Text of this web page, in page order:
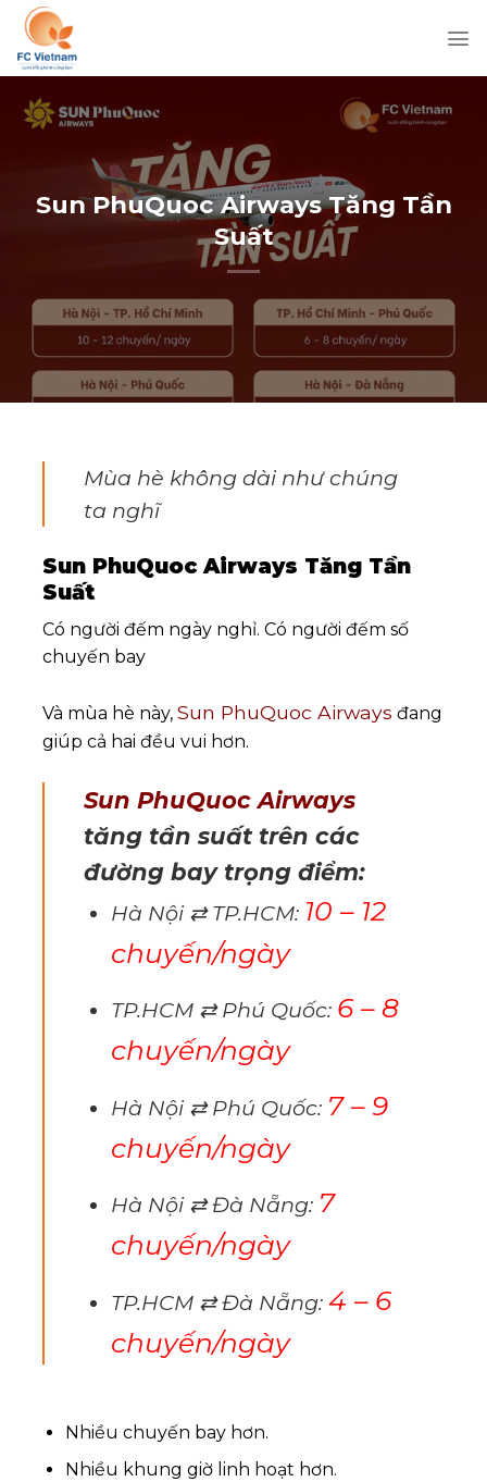
Chuyển
đến
nội
dung
Sun PhuQuoc Airways Tăng Tần
Suất
Mùa hè không dài như chúng
ta nghĩ
Sun PhuQuoc Airways Tăng Tần
Suất
Có người đếm ngày nghỉ. Có người đếm số
chuyến bay
Và mùa hè này, Sun PhuQuoc Airways đang
giúp cả hai đều vui hơn.
Sun PhuQuoc Airways
tăng tần suất trên các
đường bay trọng điểm:
Hà Nội ⇄ TP.HCM: 10 – 12
chuyến/ngày
TP.HCM ⇄ Phú Quốc: 6 – 8
chuyến/ngày
Hà Nội ⇄ Phú Quốc: 7 – 9
chuyến/ngày
Hà Nội ⇄ Đà Nẵng: 7
chuyến/ngày
TP.HCM ⇄ Đà Nẵng: 4 – 6
chuyến/ngày
Nhiều chuyến bay hơn.
Nhiều khung giờ linh hoạt hơn.